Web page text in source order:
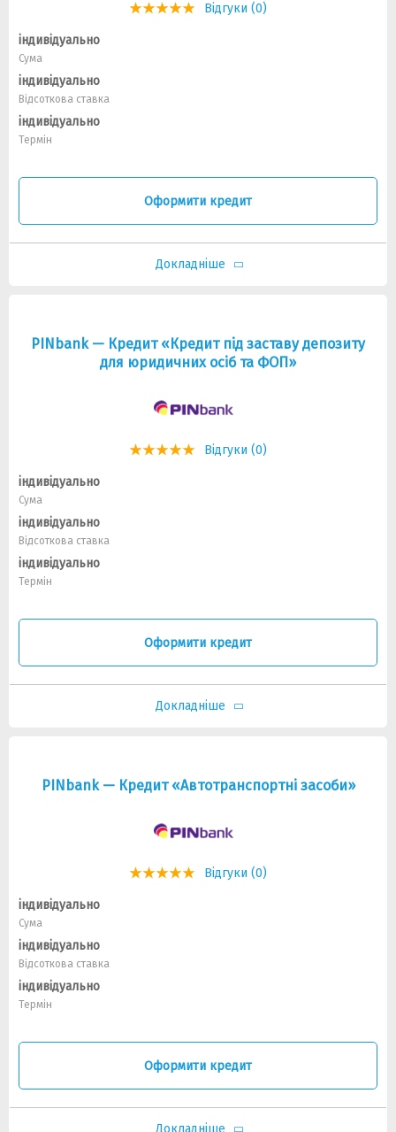
Відгуки (0)
індивідуально
Сума
індивідуально
Відсоткова ставка
індивідуально
Термін
Оформити кредит
Докладніше
PINbank — Кредит «Кредит під заставу депозиту
для юридичних осіб та ФОП»
Відгуки (0)
індивідуально
Сума
індивідуально
Відсоткова ставка
індивідуально
Термін
Оформити кредит
Докладніше
PINbank — Кредит «Автотранспортні засоби»
Відгуки (0)
індивідуально
Сума
індивідуально
Відсоткова ставка
індивідуально
Термін
Оформити кредит
Докладніше